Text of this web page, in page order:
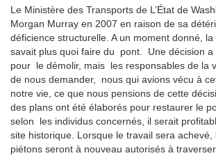
Le Ministère des Transports de L’État de
Morgan Murray en 2007 en raison de sa
déficience structurelle. A un moment donné,
savait plus quoi faire du pont. Une décision a
pour le démolir, mais les responsables de la
de nous demander, nous qui avions vécu à
notre vie, ce que nous pensions de cette
des plans ont été élaborés pour restaurer le
selon les individus concernés, il serait
site historique. Lorsque le travail sera achevé,
piétons seront à nouveau autorisés à